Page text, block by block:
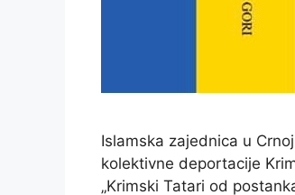
Islamska zajednica u
kolektivne deportacije
„Krimski Tatari od